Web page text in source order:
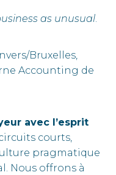
as unusual.
Bruxelles,
Accounting de
avec l’esprit
courts,
pragmatique
Nous offrons à